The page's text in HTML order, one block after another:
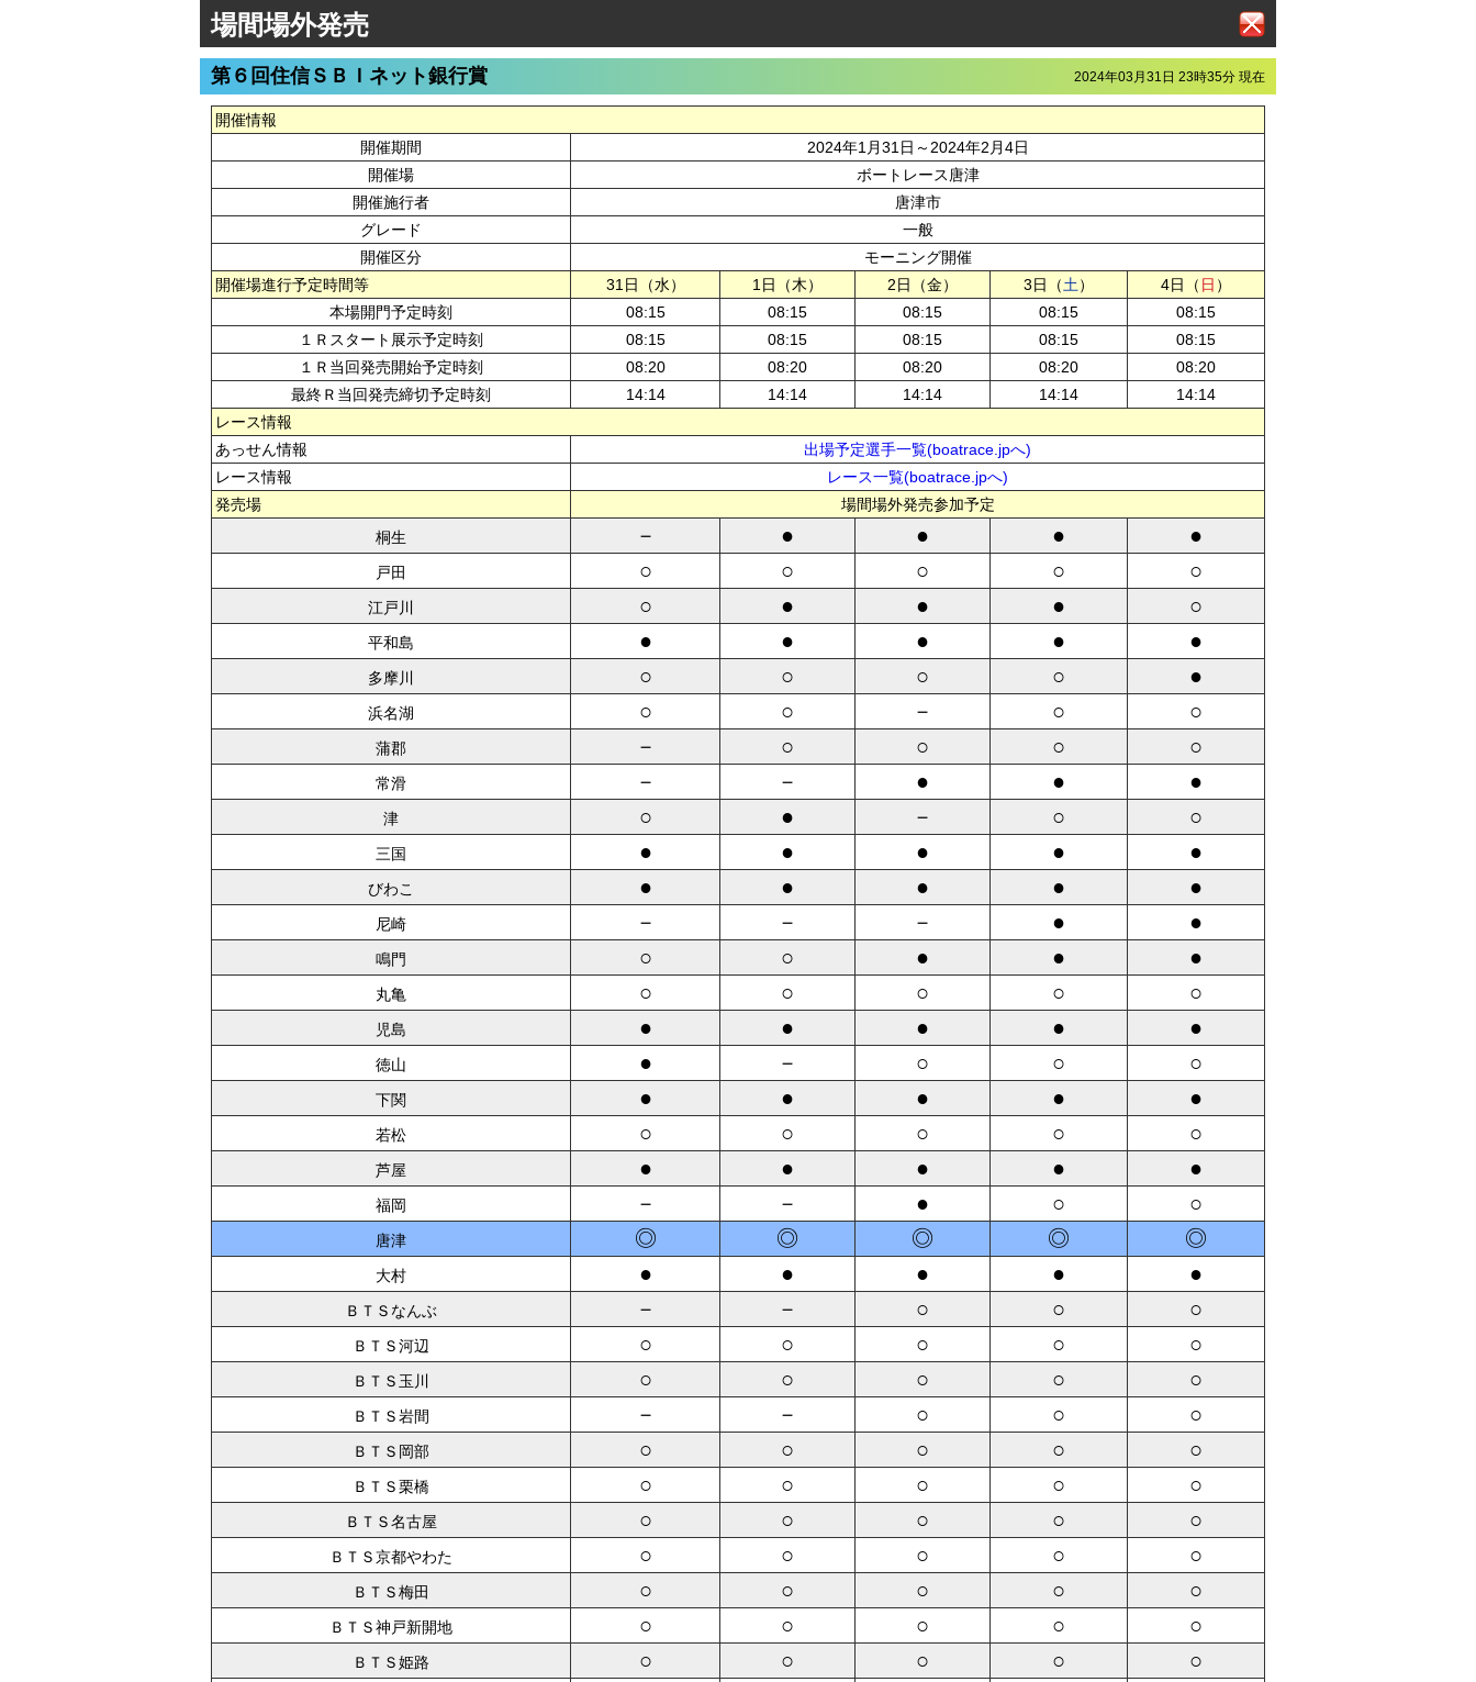
場間場外発売
2024年03月31日 23時35分 現在
第６回住信ＳＢＩネット銀行賞
開催情報
開催期間
2024年1月31日～2024年2月4日
開催場
ボートレース唐津
開催施行者
唐津市
グレード
一般
開催区分
モーニング開催
開催場進行予定時間等
31日（水） 1日（木） 2日（金） 3日（土） 4日（ 日 ）
本場開門予定時刻
08:15 08:15 08:15 08:15
08:15
１Ｒスタート展示予定時刻
08:15 08:15 08:15 08:15
08:15
１Ｒ当回発売開始予定時刻
08:20 08:20 08:20 08:20
08:20
最終Ｒ当回発売締切予定時刻
14:14 14:14 14:14 14:14
14:14
レース情報
あっせん情報
出場予定選手一覧(boatrace.jpへ)
レース情報
レース一覧(boatrace.jpへ)
発売場
場間場外発売参加予定
桐生
－ ● ● ● ●
戸田 ○ ○ ○ ○ ○
江戸川 ○ ● ● ● ○
平和島 ● ● ● ● ●
多摩川 ○ ○ ○ ○ ●
浜名湖 ○ ○ － ○ ○
蒲郡 － ○ ○ ○ ○
常滑 － － ● ● ●
津 ○ ● － ○ ○
三国 ● ● ● ● ●
びわこ ● ● ● ● ●
尼崎 － － － ● ●
鳴門 ○ ○ ● ● ●
丸亀 ○ ○ ○ ○ ○
児島 ● ● ● ● ●
徳山 ● － ○ ○ ○
下関 ● ● ● ● ●
若松 ○ ○ ○ ○ ○
芦屋 ● ● ● ● ●
福岡 － － ● ○ ○
唐津 ◎ ◎ ◎ ◎ ◎
大村 ● ● ● ● ●
ＢＴＳなんぶ － － ○ ○ ○
ＢＴＳ河辺 ○ ○ ○ ○ ○
ＢＴＳ玉川 ○ ○ ○ ○ ○
ＢＴＳ岩間 － － ○ ○ ○
ＢＴＳ岡部 ○ ○ ○ ○ ○
ＢＴＳ栗橋 ○ ○ ○ ○ ○
ＢＴＳ名古屋 ○ ○ ○ ○ ○
ＢＴＳ京都やわた ○ ○ ○ ○ ○
ＢＴＳ梅田 ○ ○ ○ ○ ○
ＢＴＳ神戸新開地 ○ ○ ○ ○ ○
ＢＴＳ姫路 ○ ○ ○ ○ ○